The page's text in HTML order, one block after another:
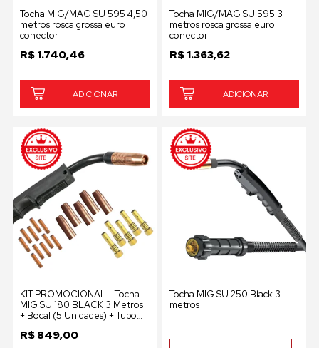
Tocha MIG/MAG SU 595 4,50
metros rosca grossa euro
conector
R$ 1.740,46
ADICIONAR
Tocha MIG/MAG SU 595 3
metros rosca grossa euro
conector
R$ 1.363,62
ADICIONAR
KIT PROMOCIONAL - Tocha
MIG SU 180 BLACK 3 Metros
+ Bocal (5 Unidades) + Tubo
Porta bico difusor (5
R$ 849,00
Tocha MIG SU 250 Black 3
metros